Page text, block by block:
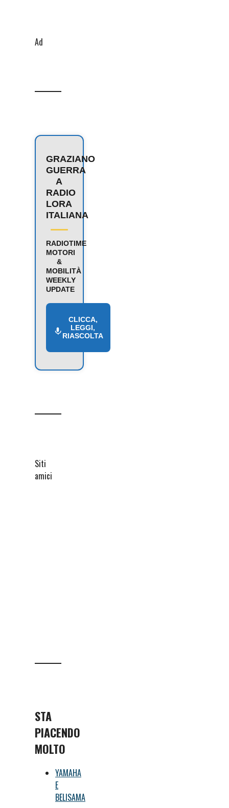
Ad
GRAZIANO
GUERRA
A
RADIO
LORA
ITALIANA
RADIOTIME
MOTORI
&
MOBILITÀ
WEEKLY
UPDATE
CLICCA,
LEGGI,
RIASCOLTA
Siti
amici
STA
PIACENDO
MOLTO
YAMAHA
E
BELISAMA